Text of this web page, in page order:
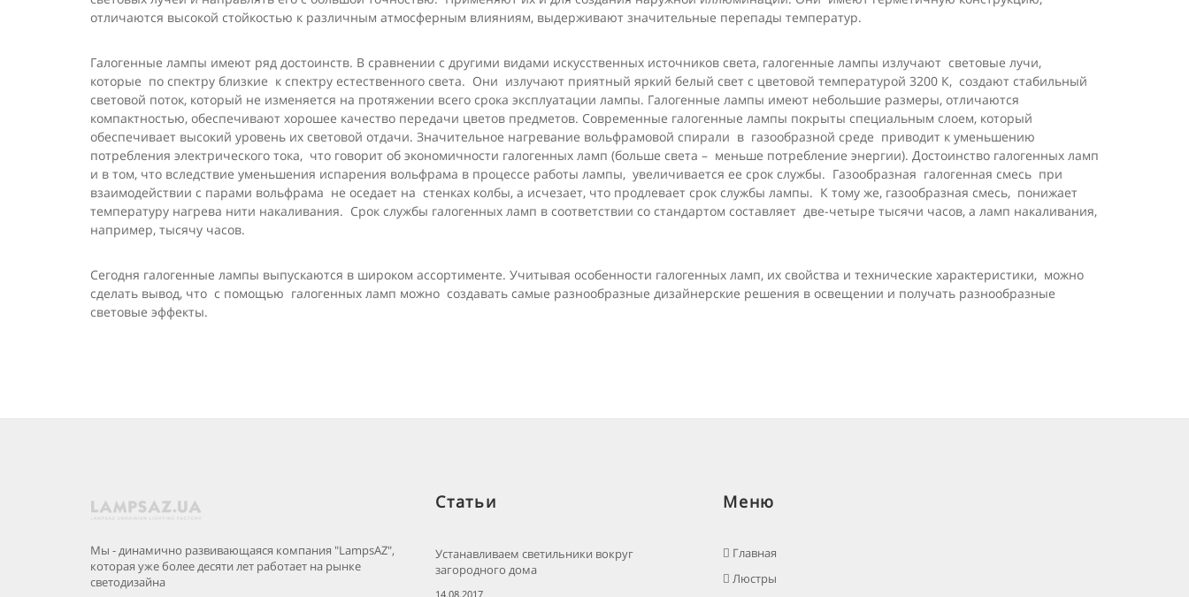
отличаются высокой стойкостью к различным атмосферным влияниям, выдерживают значительные перепады температур.
Галогенные лампы имеют ряд достоинств. В сравнении с другими видами искусственных источников света, галогенные лампы излучают световые лучи,
которые по спектру близкие к спектру естественного света. Они излучают приятный яркий белый свет с цветовой температурой 3200 К, создают стабильный
световой поток, который не изменяется на протяжении всего срока эксплуатации лампы. Галогенные лампы имеют небольшие размеры, отличаются
компактностью, обеспечивают хорошее качество передачи цветов предметов. Современные галогенные лампы покрыты специальным слоем, который
обеспечивает высокий уровень их световой отдачи. Значительное нагревание вольфрамовой спирали в газообразной среде приводит к уменьшению
потребления электрического тока, что говорит об экономичности галогенных ламп (больше света – меньше потребление энергии). Достоинство галогенных ламп
и в том, что вследствие уменьшения испарения вольфрама в процессе работы лампы, увеличивается ее срок службы. Газообразная галогенная смесь при
взаимодействии с парами вольфрама не оседает на стенках колбы, а исчезает, что продлевает срок службы лампы. К тому же, газообразная смесь, понижает
температуру нагрева нити накаливания. Срок службы галогенных ламп в соответствии со стандартом составляет две-четыре тысячи часов, а ламп накаливания,
например, тысячу часов.
Сегодня галогенные лампы выпускаются в широком ассортименте. Учитывая особенности галогенных ламп, их свойства и технические характеристики, можно
сделать вывод, что с помощью галогенных ламп можно создавать самые разнообразные дизайнерские решения в освещении и получать разнообразные
световые эффекты.
Мы - динамично развивающаяся компания "LampsAZ",
которая уже более десяти лет работает на рынке
светодизайна
Статьи
Устанавливаем светильники вокруг
загородного дома
14.08.2017
Меню
Главная
Люстры